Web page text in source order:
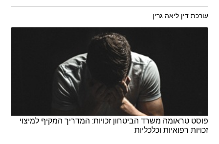
דין ליאה גרין
טראומה משרד הביטחון זכויות: המדריך המקיף למיצוי
רפואיות וכלכליות